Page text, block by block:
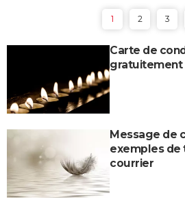
1 2 3
Carte de
gratuitement
Message de
exemples de
courrier